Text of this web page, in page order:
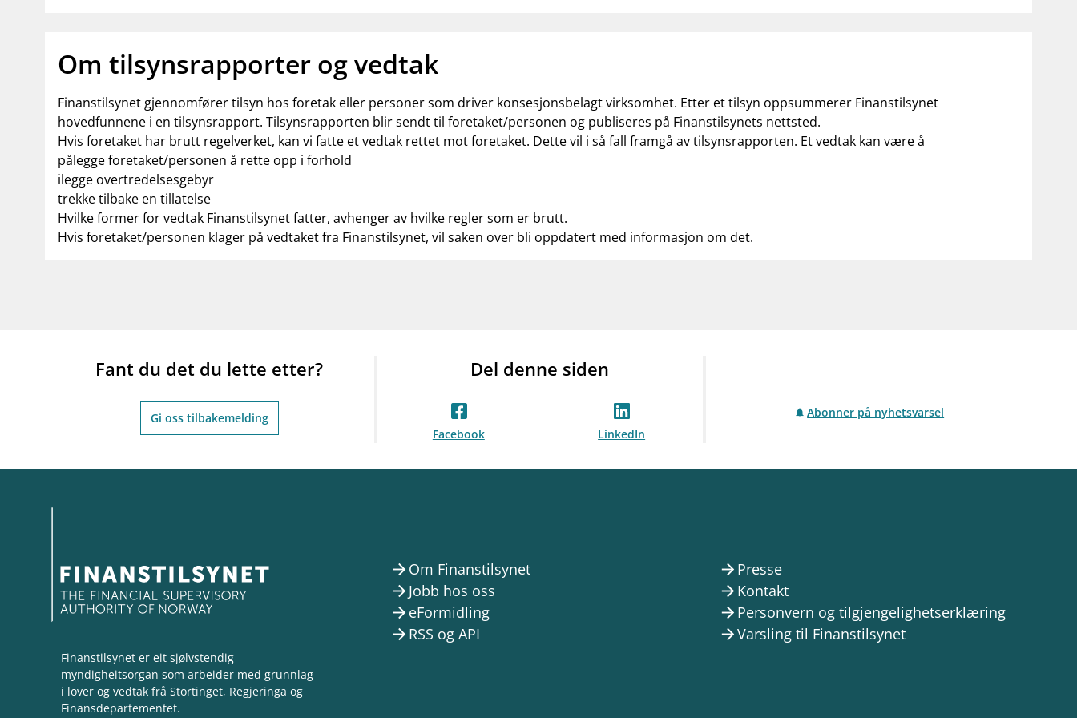
Om tilsynsrapporter og vedtak
Finanstilsynet gjennomfører tilsyn hos foretak eller personer som driver konsesjonsbelagt virksomhet. Etter et tilsyn oppsummerer Finanstilsynet
hovedfunnene i en tilsynsrapport. Tilsynsrapporten blir sendt til foretaket/personen og publiseres på Finanstilsynets nettsted.
Hvis foretaket har brutt regelverket, kan vi fatte et vedtak rettet mot foretaket. Dette vil i så fall framgå av tilsynsrapporten. Et vedtak kan være å
pålegge foretaket/personen å rette opp i forhold
ilegge overtredelsesgebyr
trekke tilbake en tillatelse
Hvilke former for vedtak Finanstilsynet fatter, avhenger av hvilke regler som er brutt.
Hvis foretaket/personen klager på vedtaket fra Finanstilsynet, vil saken over bli oppdatert med informasjon om det.
Fant du det du lette etter?
Gi oss tilbakemelding
Del denne siden
Facebook LinkedIn
Abonner på nyhetsvarsel
Finanstilsynet er eit sjølvstendig
myndigheitsorgan som arbeider med grunnlag
i lover og vedtak frå Stortinget, Regjeringa og
Finansdepartementet.
arrow_forward Om Finanstilsynet arrow_forward Presse
arrow_forward Jobb hos oss arrow_forward Kontakt
arrow_forward eFormidling arrow_forward Personvern og tilgjengelighetserklæring
arrow_forward RSS og API arrow_forwardVarsling til Finanstilsynet